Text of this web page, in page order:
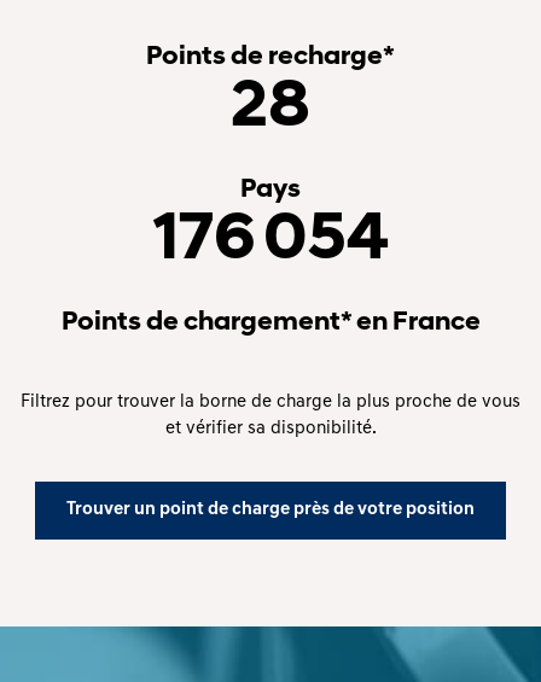
Points de recharge*
28
Pays
176 054
Points de chargement* en France
Filtrez pour trouver la borne de charge la plus proche de vous
et vérifier sa disponibilité.
Trouver un point de charge près de votre position